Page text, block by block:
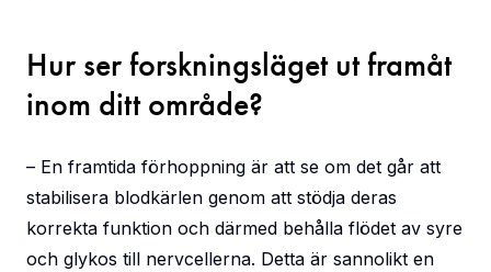
Hur ser forskningsläget ut framåt
inom ditt område?
– En framtida förhoppning är att se om det går att
stabilisera blodkärlen genom att stödja deras
korrekta funktion och därmed behålla flödet av syre
och glykos till nervcellerna. Detta är sannolikt en